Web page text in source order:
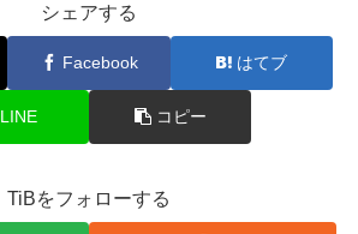
シェアする
Facebook はてブ
LINE コピー
TiBをフォローする